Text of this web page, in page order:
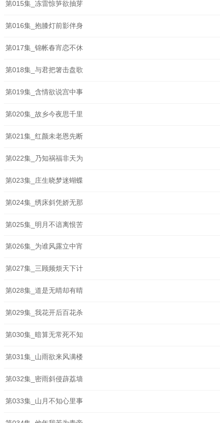
第015集_冻雷惊笋欲抽芽
第016集_抱膝灯前影伴身
第017集_锦帐春宵恋不休
第018集_与君把箸击盘歌
第019集_含情欲说宫中事
第020集_故乡今夜思千里
第021集_红颜未老恩先断
第022集_乃知祸福非天为
第023集_庄生晓梦迷蝴蝶
第024集_绣床斜凭娇无那
第025集_明月不谙离恨苦
第026集_为谁风露立中宵
第027集_三顾频烦天下计
第028集_道是无晴却有晴
第029集_我花开后百花杀
第030集_暗算无常死不知
第031集_山雨欲来风满楼
第032集_密雨斜侵薜荔墙
第033集_山月不知心里事